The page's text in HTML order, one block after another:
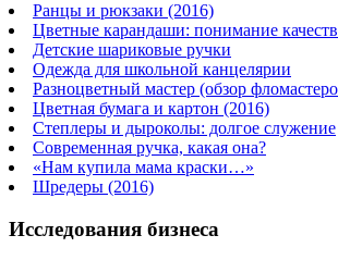
Ранцы и рюкзаки (2016)
Цветные карандаши: понимание
Детские шариковые ручки
Одежда для школьной канцелярии
Разноцветный мастер (обзор
Цветная бумага и картон (2016)
Степлеры и дыроколы: долгое служение
Современная ручка, какая она?
«Нам купила мама краски…»
Шредеры (2016)
Исследования бизнеса